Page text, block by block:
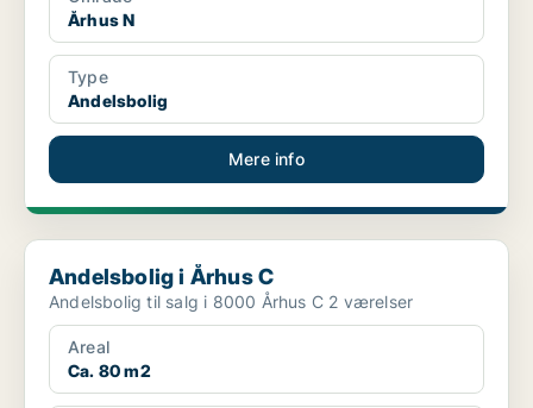
Århus N
Type
Andelsbolig
Mere info
Andelsbolig i Århus C
Andelsbolig i Århus C
Andelsbolig til salg i 8000 Århus C 2 værelser
Areal
Ca. 80 m2